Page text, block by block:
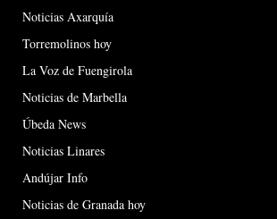
Noticias Axarquía
Torremolinos hoy
La Voz de Fuengirola
Noticias de Marbella
Úbeda News
Noticias Linares
Andújar Info
Noticias de Granada hoy